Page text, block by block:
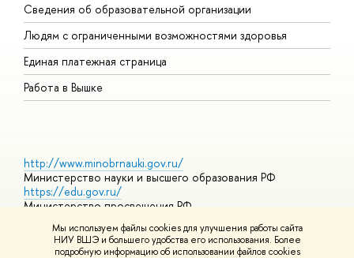
Мы используем файлы cookies для улучшения работы сайта
НИУ ВШЭ и большего удобства его использования. Более
подробную информацию об использовании файлов cookies
Сведения об образовательной организации
Людям с ограниченными возможностями здоровья
Единая платежная страница
Работа в Вышке
http://www.minobrnauki.gov.ru/
Министерство науки и высшего образования РФ
https://edu.gov.ru/
Министерство просвещения РФ
https://elearning.hse.ru/mooc
Массовые открытые онлайн-курсы